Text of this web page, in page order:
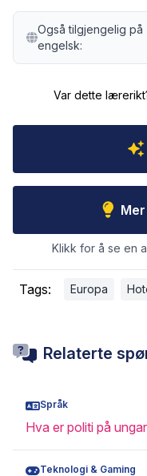
Også tilgjengelig på
engelsk:
Var dette
Klikk for å se en
Tags: Europa
Relaterte
Språk
Hva er politi på
Teknologi & Gaming